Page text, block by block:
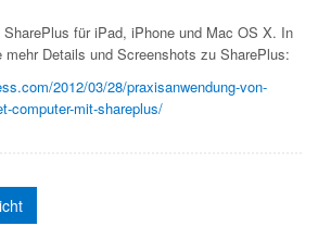
für iPad, iPhone und Mac OS X. In
Details und Screenshots zu SharePlus:
2012/03/28/praxisanwendung-von-
computer-mit-shareplus/